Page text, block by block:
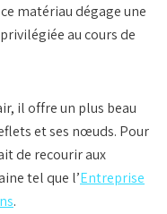
matériau dégage une
au cours de
il offre un plus beau
et ses nœuds. Pour
de recourir aux
tel que l’Entreprise
.